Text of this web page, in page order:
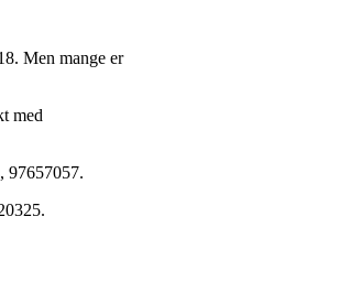
Men mange er
med
97657057.